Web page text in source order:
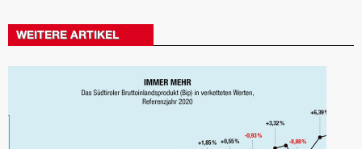
WEITERE ARTIKEL